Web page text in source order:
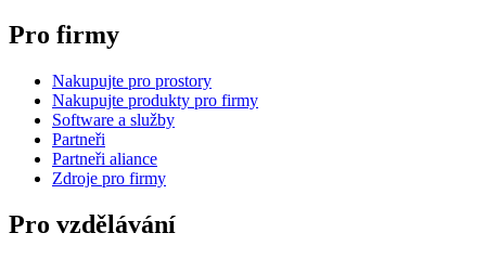
Pro firmy
Nakupujte pro prostory
Nakupujte produkty pro firmy
Software a služby
Partneři
Partneři aliance
Zdroje pro firmy
Pro vzdělávání